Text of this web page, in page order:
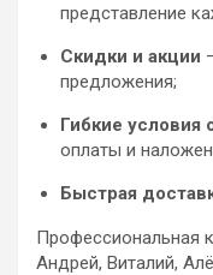
представление
Скидки и акции
предложения;
Гибкие условия
оплаты и
Быстрая
Профессиональная
Андрей, Виталий,